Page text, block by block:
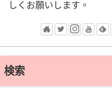
しくお願いします。
検索